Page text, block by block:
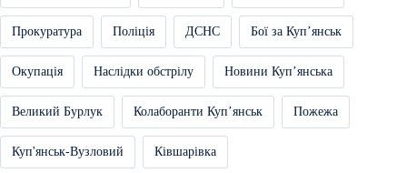
Прокуратура Поліція ДСНС Бої за Купʼянськ
Окупація Наслідки обстрілу Новини Купʼянська
Великий Бурлук Колаборанти Купʼянськ Пожежа
Куп'янськ-Вузловий Ківшарівка